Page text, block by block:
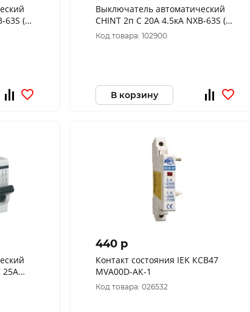
(R)
Выключатель автоматический
CHINT 2п C 20А 4.5кА NXB-63S (R)
296789
Код товара: 102900
В корзину
25А
440 p
Контакт состояния IEK КСВ47
MVA00D-АК-1
Код товара: 026532